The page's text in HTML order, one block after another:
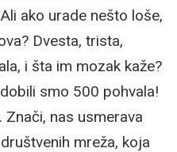
ako urade nešto loše,
Dvesta, trista,
i šta im mozak kaže?
smo 500 pohvala!
Znači, nas usmerava
mreža, koja